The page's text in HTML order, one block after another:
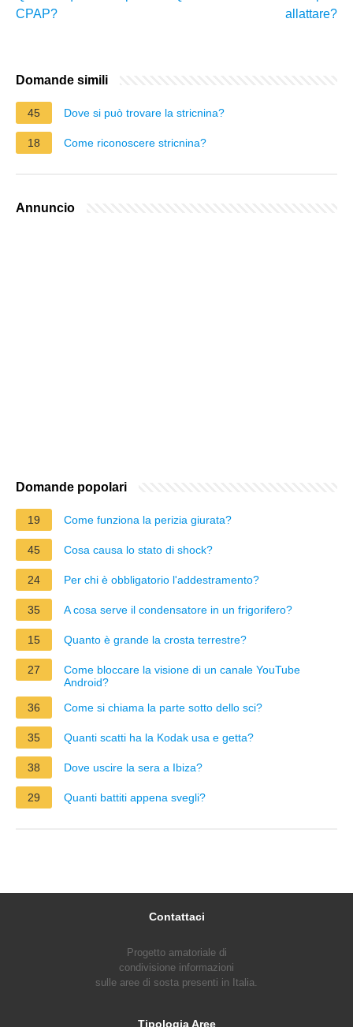
CPAP?
allattare?
Domande simili
45 Dove si può trovare la stricnina?
18 Come riconoscere stricnina?
Annuncio
Domande popolari
19 Come funziona la perizia giurata?
45 Cosa causa lo stato di shock?
24 Per chi è obbligatorio l'addestramento?
35 A cosa serve il condensatore in un frigorifero?
15 Quanto è grande la crosta terrestre?
27
Come bloccare la visione di un canale YouTube
Android?
36
Come si chiama la parte sotto dello sci?
35 Quanti scatti ha la Kodak usa e getta?
38 Dove uscire la sera a Ibiza?
29 Quanti battiti appena svegli?
Contattaci
Progetto amatoriale di
condivisione informazioni
sulle aree di sosta presenti in Italia.
Tipologia Aree